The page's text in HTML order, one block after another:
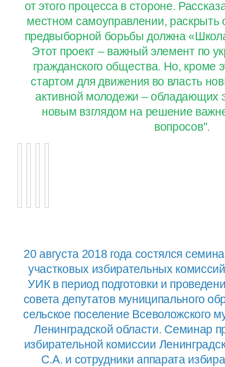
от этого процесса в стороне.
местном самоуправлении,
предвыборной борьбы должна
Этот проект – важный элемент по
гражданского общества. Но, кроме
стартом для движения во власть
активной молодежи – обладающих
новым взглядом на решение
вопросов".
20 августа 2018 года состялся
участковых избирательных
УИК в период подготовки и
совета депутатов муниципального
сельское поселение Всеволожского
Ленинградской области. Семинар
избирательной комиссии
С.А. и сотрудники аппарата